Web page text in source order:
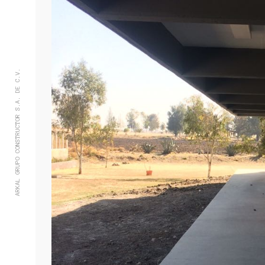
ARKAL GRUPO CONSTRUCTOR S.A. DE C.V.